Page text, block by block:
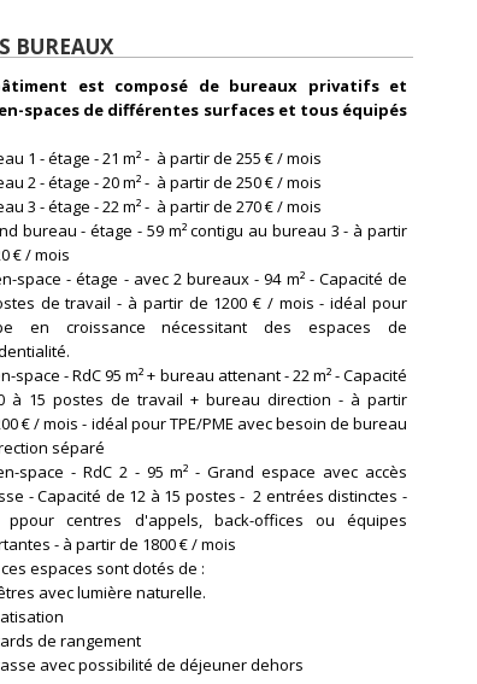
BUREAUX
est composé de bureaux privatifs et
spaces de différentes surfaces et tous équipés
1 - étage - 21 m² - à partir de 255 € / mois
2 - étage - 20 m² - à partir de 250 € / mois
3 - étage - 22 m² - à partir de 270 € / mois
bureau - étage - 59 m² contigu au bureau 3 - à partir
€ / mois
space - étage - avec 2 bureaux - 94 m² - Capacité de
de travail - à partir de 1200 € / mois - idéal pour
en croissance nécessitant des espaces de
space - RdC 95 m² + bureau attenant - 22 m² - Capacité
à 15 postes de travail + bureau direction - à partir
€ / mois - idéal pour TPE/PME avec besoin de bureau
séparé
space - RdC 2 - 95 m² - Grand espace avec accès
- Capacité de 12 à 15 postes - 2 entrées distinctes -
ppour centres d'appels, back-offices ou équipes
- à partir de 1800 € / mois
espaces sont dotés de :
avec lumière naturelle.
de rangement
avec possibilité de déjeuner dehors